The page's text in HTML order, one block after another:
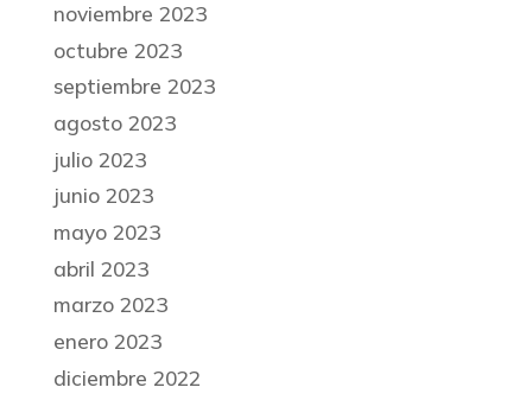
noviembre 2023
octubre 2023
septiembre 2023
agosto 2023
julio 2023
junio 2023
mayo 2023
abril 2023
marzo 2023
enero 2023
diciembre 2022